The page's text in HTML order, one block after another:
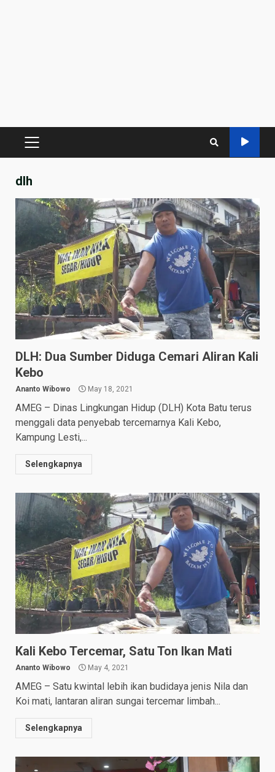
PRIMARY
dlh
DLH: Dua Sumber Diduga Cemari Aliran Kali
Kebo
Ananto Wibowo May 18, 2021
AMEG – Dinas Lingkungan Hidup (DLH) Kota Batu terus
menggali data penyebab tercemarnya Kali Kebo,
Kampung Lesti,...
Selengkapnya
Kali Kebo Tercemar, Satu Ton Ikan Mati
Ananto Wibowo May 4, 2021
AMEG – Satu kwintal lebih ikan budidaya jenis Nila dan
Koi mati, lantaran aliran sungai tercemar limbah...
Selengkapnya